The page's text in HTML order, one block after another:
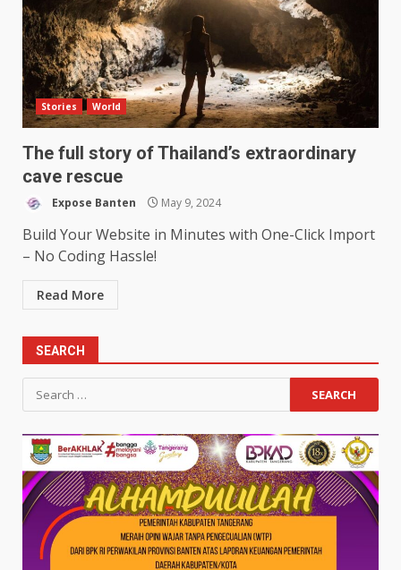
Stories World
The full story of Thailand’s extraordinary
cave rescue
Expose Banten May 9, 2024
Build Your Website in Minutes with One-Click Import
– No Coding Hassle!
Read More
SEARCH
Search
for: